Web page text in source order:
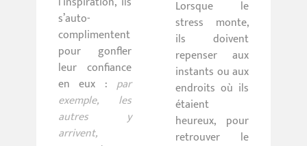
s’auto-
complimentent
pour gonfler
leur confiance
en eux : par
exemple, les
autres y
arrivent,
Lorsque le
stress monte,
ils doivent
repenser aux
instants ou aux
endroits où ils
étaient
heureux, pour
retrouver le